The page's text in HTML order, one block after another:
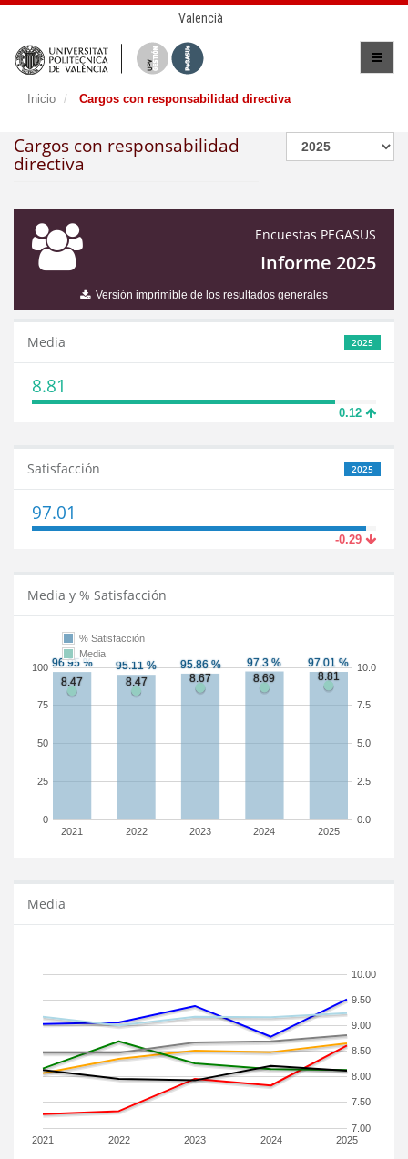
Valencià
Inicio Cargos con responsabilidad directiva
Cargos con responsabilidad
directiva
Encuestas PEGASUS
Informe 2025
Versión imprimible de los resultados generales
2025
Media
8.81
0.12
2025
Satisfacción
97.01
-0.29
Media y % Satisfacción
2021 2022 2023 2024 2025
0
25
50
75
100
0.0
2.5
5.0
7.5
10.0
% Satisfacción
Media
Media
2021 2022 2023 2024 2025
7.00
7.50
8.00
8.50
9.00
9.50
10.00